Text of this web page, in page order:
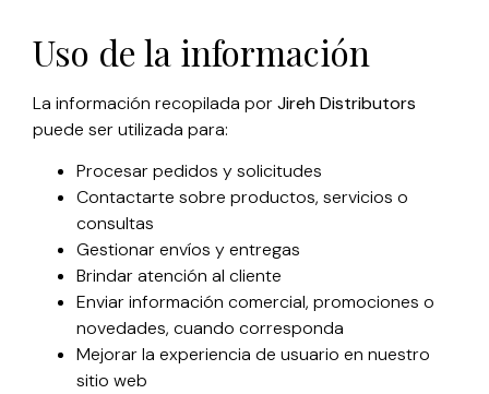
Uso de la información
La información recopilada porJireh Distributors
puede ser utilizada para:
Procesar pedidos y solicitudes
Contactarte sobre productos, servicios o
consultas
Gestionar envíos y entregas
Brindar atención al cliente
Enviar información comercial, promociones o
novedades, cuando corresponda
Mejorar la experiencia de usuario en nuestro
sitio web